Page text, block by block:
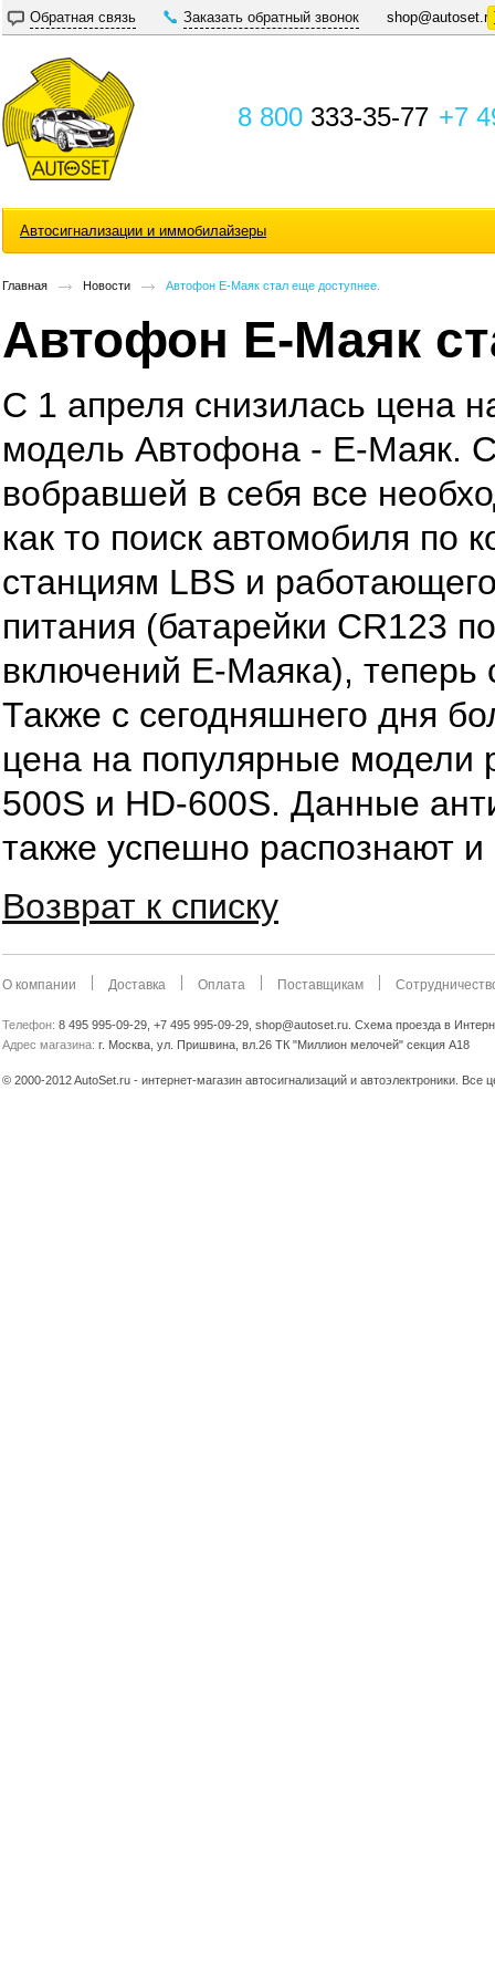
Обратная связь Заказать обратный звонок shop@autoset.ru
8 800 333-35-77 +7
Автосигнализации и иммобилайзеры
Главная Новости Автофон Е-Маяк стал еще доступнее.
Автофон Е-Маяк
С 1 апреля снизилась цена
модель Автофона - Е-Маяк.
вобравшей в себя все
как то поиск автомобиля по
станциям LBS и
питания (батарейки CR123
включений Е-Маяка), теперь
Также с сегодняшнего дня
цена на популярные модели
500S и HD-600S. Данные
также успешно распознают
Возврат к списку
О компании Доставка Оплата Поставщикам
Телефон: 8 495 995-09-29, +7 495 995-09-29, shop@autoset.ru. Схема проезда в
Адрес магазина: г. Москва, ул. Пришвина, вл.26 ТК "Миллион мелочей" секция А18
© 2000-2012 AutoSet.ru - интернет-магазин автосигнализаций и автоэлектроники. Все